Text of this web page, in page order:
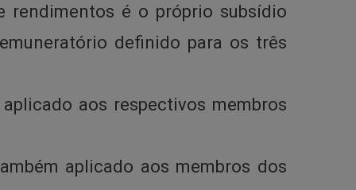
rendimentos é o próprio subsídio
definido para os três
aos respectivos membros
aplicado aos membros dos